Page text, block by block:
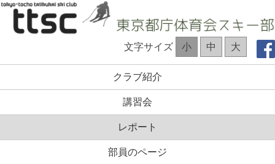
コ
ツ
プ
文字サイズ 小 中 大
クラブ紹介
講習会
レポート
部員のページ